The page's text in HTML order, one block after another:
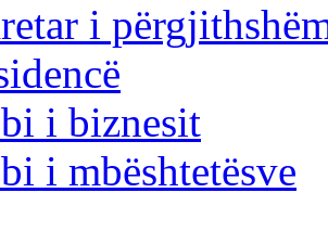
i
i biznesit
i mbështetësve